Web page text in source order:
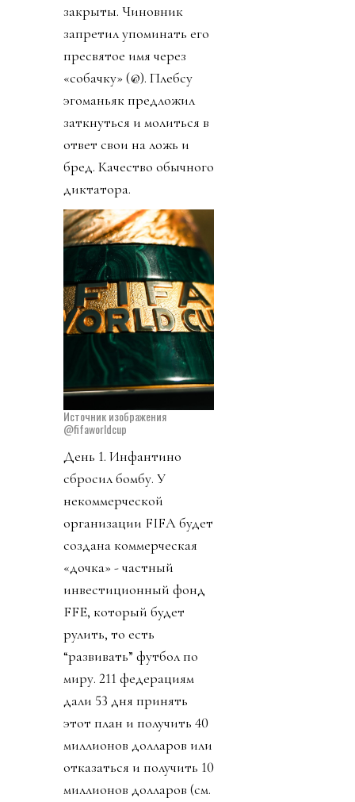
закрыты. Чиновник
запретил упоминать его
пресвятое имя через
«собачку» (@). Плебсу
эгоманьяк предложил
заткнуться и молиться в
ответ свои на ложь и
бред. Качество обычного
диктатора.
Источник изображения
@fifaworldcup
День 1. Инфантино
сбросил бомбу. У
некоммерческой
организации FIFA будет
создана коммерческая
«дочка» - частный
инвестиционный фонд
FFE, который будет
рулить, то есть
“развивать” футбол по
миру. 211 федерациям
дали 53 дня принять
этот план и получить 40
миллионов долларов или
отказаться и получить 10
миллионов долларов (см.